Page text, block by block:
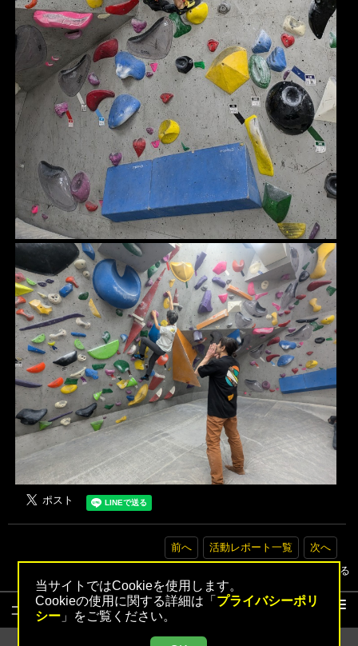
当サイトではCookieを使用します。
Cookieの使用に関する詳細は「 プライバシーポリ
シー」をご覧ください。
前へ 活動レポート一覧
次へ
▲トップへ戻る
コンテンツ